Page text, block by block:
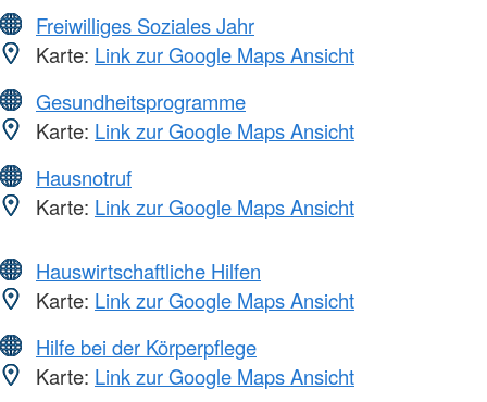
Freiwilliges Soziales Jahr
Karte: Link zur Google Maps Ansicht
Gesundheitsprogramme
Karte: Link zur Google Maps Ansicht
Hausnotruf
Karte: Link zur Google Maps Ansicht
Hauswirtschaftliche Hilfen
Karte: Link zur Google Maps Ansicht
Hilfe bei der Körperpflege
Karte: Link zur Google Maps Ansicht